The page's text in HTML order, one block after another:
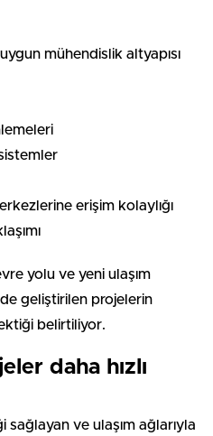
mühendislik altyapısı
erişim kolaylığı
yolu ve yeni ulaşım
geliştirilen projelerin
belirtiliyor.
daha hızlı
sağlayan ve ulaşım ağlarıyla